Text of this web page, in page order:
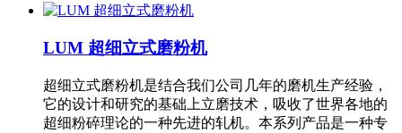
LUM 超细立式磨粉机
超细立式磨粉机是结合我们公司几年的磨机生产经验，
它的设计和研究的基础上立磨技术，吸收了世界各地的
超细粉碎理论的一种先进的轧机。本系列产品是一种专